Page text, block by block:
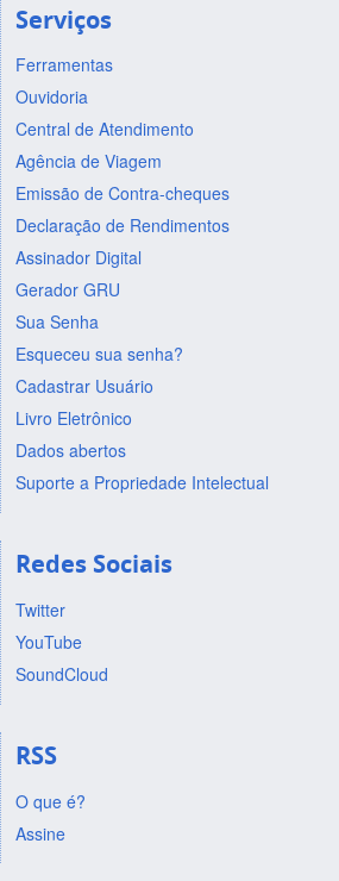
Serviços
Ferramentas
Ouvidoria
Central de Atendimento
Agência de Viagem
Emissão de Contra-cheques
Declaração de Rendimentos
Assinador Digital
Gerador GRU
Sua Senha
Esqueceu sua senha?
Cadastrar Usuário
Livro Eletrônico
Dados abertos
Suporte a Propriedade Intelectual
Redes Sociais
Twitter
YouTube
SoundCloud
RSS
O que é?
Assine